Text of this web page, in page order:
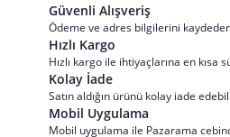
Güvenli Alışveriş
Ödeme ve adres bilgilerini
Hızlı Kargo
Hızlı kargo ile ihtiyaçlarına en kısa
Kolay İade
Satın aldığın ürünü kolay iade
Mobil Uygulama
Mobil uygulama ile Pazarama